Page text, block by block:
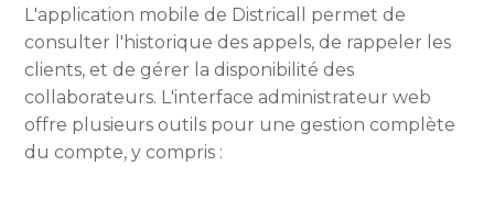
L'application mobile de Districall permet de
consulter l'historique des appels, de rappeler les
clients, et de gérer la disponibilité des
collaborateurs. L'interface administrateur web
offre plusieurs outils pour une gestion complète
du compte, y compris :